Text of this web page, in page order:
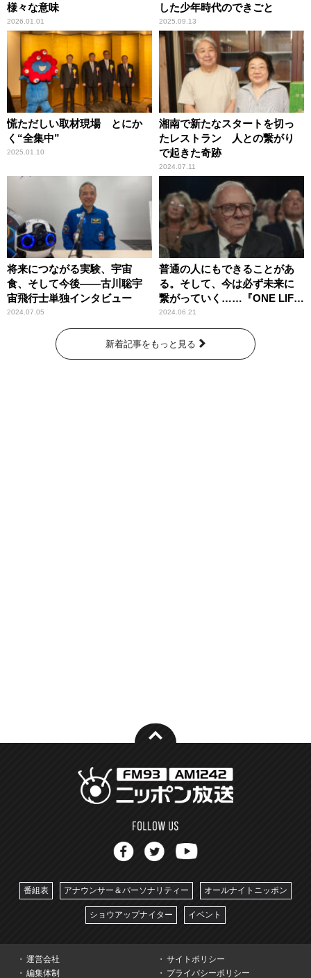
様々な意味
2026.01.01
した少年時代のできごと
2025.09.13
慌ただしい取材現場 とにか
く“全集中”
2025.01.10
湘南で新たなスタートを切っ
たレストラン 人との繋がり
で起きた奇跡
2024.07.11
将来につながる実験、宇宙
食、そして今後――古川聡宇
宙飛行士単独インタビュー
2024.07.05
普通の人にもできることがあ
る。そして、今は必ず未来に
繋がっていく……『ONE LIFE
奇跡が繋いだ6000の命』
2024.06.21
新着記事をもっと見る
番組表 アナウンサー＆パーソナリティー オールナイトニッポン
ショウアップナイター イベント
運営会社
サイトポリシー
編集体制
プライバシーポリシー